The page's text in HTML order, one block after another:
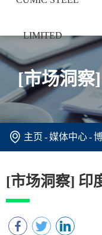
[市场洞察
 主页 媒体中心
[市场洞察] 印